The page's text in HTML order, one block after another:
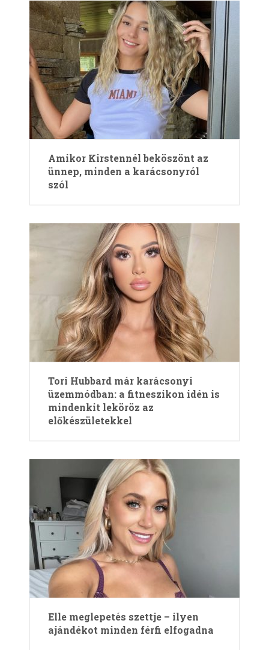
Amikor Kirstennél beköszönt az
ünnep, minden a karácsonyról
szól
Tori Hubbard már karácsonyi
üzemmódban: a fitneszikon idén is
mindenkit leköröz az
előkészületekkel
Elle meglepetés szettje – ilyen
ajándékot minden férfi elfogadna